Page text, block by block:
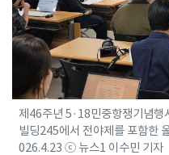
제46주년 5·18민중항쟁기념행
빌딩245에서 전야제를 포함한
026.4.23 ⓒ 뉴스1 이수민 기자